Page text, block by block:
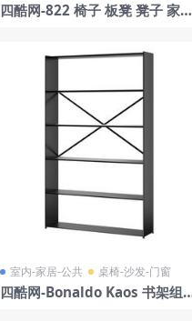
四酷网-822 椅子 板凳 凳子 家具
室内-家居-公共 桌椅-沙发-门窗
四酷网-Bonaldo Kaos 书架组